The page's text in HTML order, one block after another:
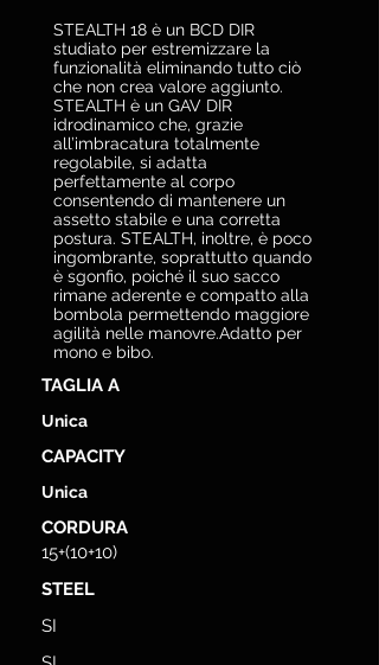
STEALTH 18 è un BCD DIR
studiato per estremizzare la
funzionalità eliminando tutto ciò
che non crea valore aggiunto.
STEALTH è un GAV DIR
idrodinamico che, grazie
all’imbracatura totalmente
regolabile, si adatta
perfettamente al corpo
consentendo di mantenere un
assetto stabile e una corretta
postura. STEALTH, inoltre, è poco
ingombrante, soprattutto quando
è sgonfio, poiché il suo sacco
rimane aderente e compatto alla
bombola permettendo maggiore
agilità nelle manovre.Adatto per
mono e bibo.
TAGLIA A
Unica
CAPACITY
Unica
CORDURA
15+(10+10)
STEEL
SI